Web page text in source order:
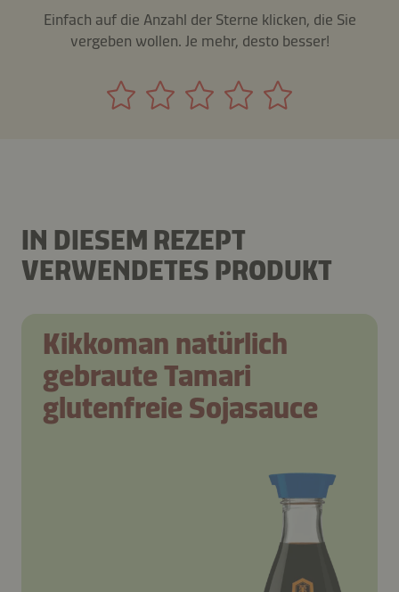
Einfach auf die Anzahl der Sterne klicken, die Sie
vergeben wollen. Je mehr, desto besser!
IN DIESEM REZEPT
VERWENDETES PRODUKT
Kikkoman natürlich
gebraute Tamari
glutenfreie Sojasauce